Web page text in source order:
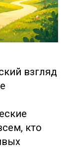
взгляд
кто